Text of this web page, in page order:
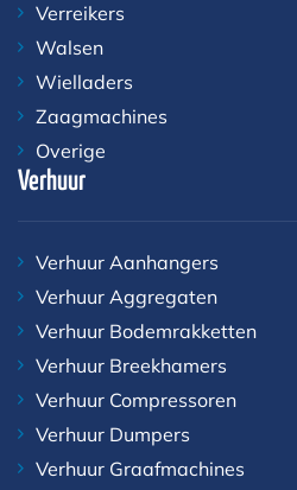
Verreikers
Walsen
Wielladers
Zaagmachines
Overige
Verhuur
Verhuur Aanhangers
Verhuur Aggregaten
Verhuur Bodemrakketten
Verhuur Breekhamers
Verhuur Compressoren
Verhuur Dumpers
Verhuur Graafmachines